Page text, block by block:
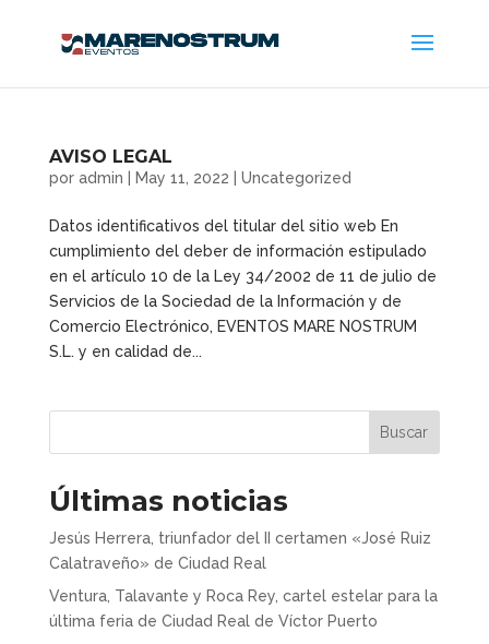
AVISO LEGAL
por admin May 11, 2022 Uncategorized
Datos identificativos del titular del sitio web En
cumplimiento del deber de información estipulado
en el artículo 10 de la Ley 34/2002 de 11 de julio de
Servicios de la Sociedad de la Información y de
Comercio Electrónico, EVENTOS MARE NOSTRUM
S.L. y en calidad de...
Buscar
Últimas noticias
Jesús Herrera, triunfador del II certamen «José Ruiz
Calatraveño» de Ciudad Real
Ventura, Talavante y Roca Rey, cartel estelar para la
última feria de Ciudad Real de Víctor Puerto